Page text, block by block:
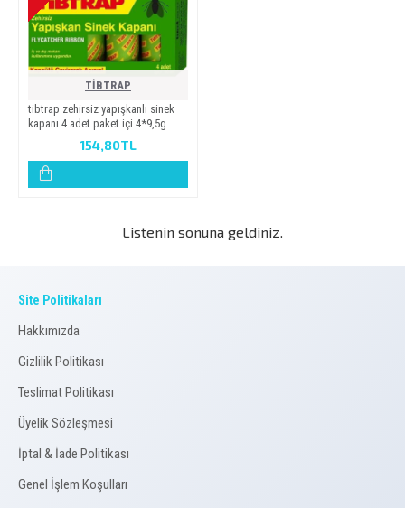
TİBTRAP
ti̇btrap zehi̇rsi̇z yapişkanli si̇nek
kapani 4 adet paket i̇çi̇ 4*9,5g
154,80TL
Listenin sonuna geldiniz.
Site Politikaları
Hakkımızda
Gizlilik Politikası
Teslimat Politikası
Üyelik Sözleşmesi
İptal & İade Politikası
Genel İşlem Koşulları